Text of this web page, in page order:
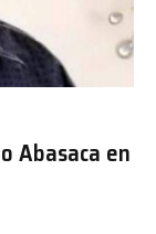
Abasaca en